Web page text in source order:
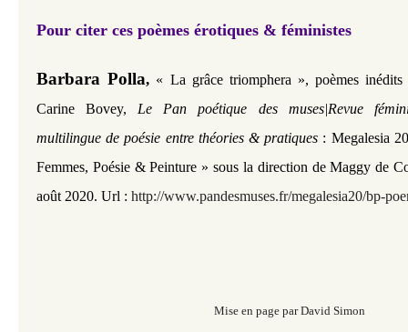
Pour citer ces poèmes érotiques & féministes
Barbara Polla, « La grâce triomphera », poèmes
Carine Bovey, Le Pan poétique des muses|Revue
multilingue de poésie entre théories & pratiques : Megalesia
Femmes, Poésie & Peinture » sous la direction de Maggy de
août 2020. Url : http://www.pandesmuses.fr/megalesia20/bp-
Mise en page par David Simon